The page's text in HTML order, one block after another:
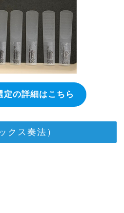
定の詳細はこちら
クス奏法）